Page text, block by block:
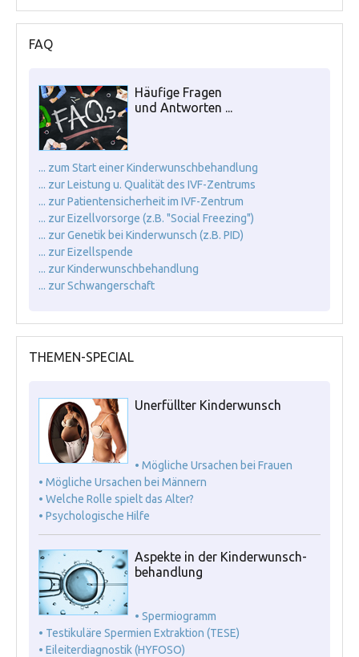
FAQ
Häufige Fragen
und Antworten ...
... zum Start einer Kinderwunschbehandlung
... zur Leistung u. Qualität des IVF-Zentrums
... zur Patientensicherheit im IVF-Zentrum
... zur Eizellvorsorge (z.B. "Social Freezing")
... zur Genetik bei Kinderwunsch (z.B. PID)
... zur Eizellspende
... zur Kinderwunschbehandlung
... zur Schwangerschaft
THEMEN-SPECIAL
Unerfüllter Kinderwunsch
• Mögliche Ursachen bei Frauen
• Mögliche Ursachen bei Männern
• Welche Rolle spielt das Alter?
• Psychologische Hilfe
Aspekte in der Kinderwunsch-
behandlung
• Spermiogramm
• Testikuläre Spermien Extraktion (TESE)
• Eileiterdiagnostik (HYFOSO)